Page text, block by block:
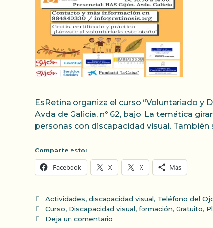
EsRetina organiza el curso “Voluntariado y
Avda de Galicia, nº 62, bajo. La temática
personas con discapacidad visual.
Comparte esto:
Facebook X X Más
Categorías
Actividades, discapacidad visual, Teléfono del
Etiquetas
Curso, Discapacidad visual, formación, Gratuito,
Deja un comentario